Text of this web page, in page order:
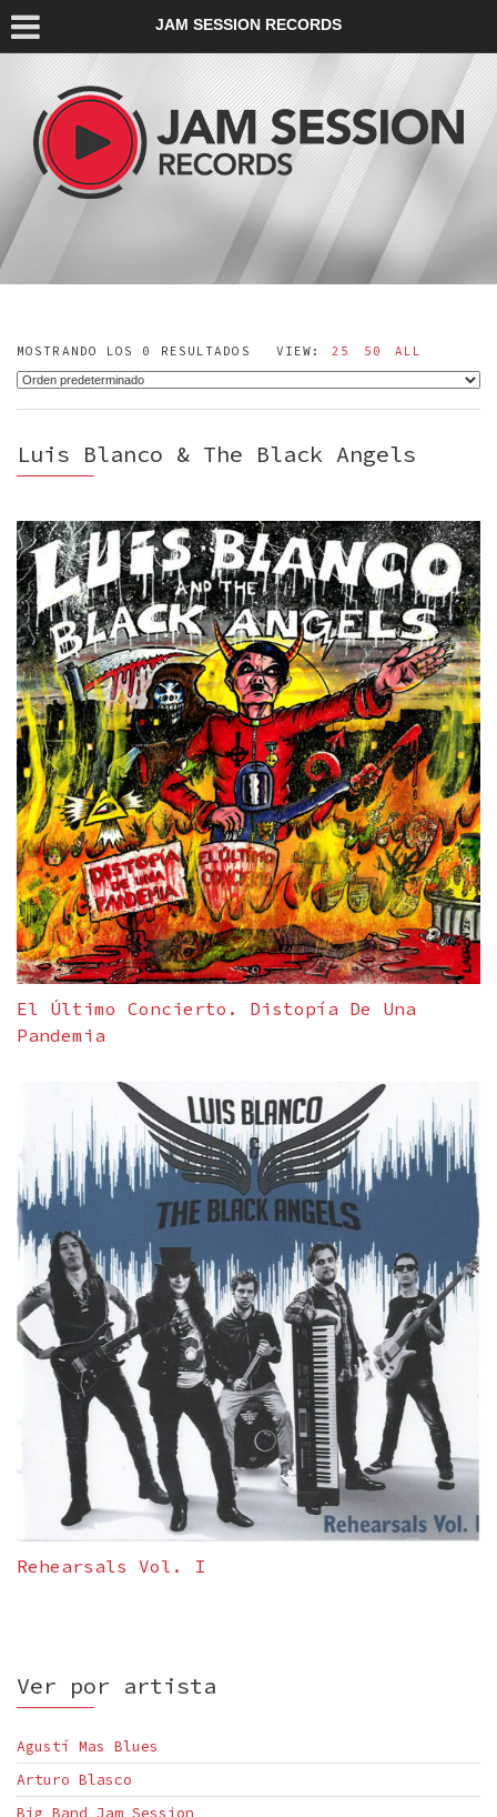
JAM SESSION RECORDS
MOSTRANDO LOS 0 RESULTADOS VIEW: 25 50 ALL
Luis Blanco & The Black Angels
El Último Concierto. Distopía De Una
Pandemia
Rehearsals Vol. I
Ver por artista
Agustí Mas Blues
Arturo Blasco
Big Band Jam Session